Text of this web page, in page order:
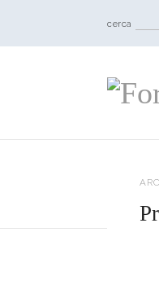
cerca